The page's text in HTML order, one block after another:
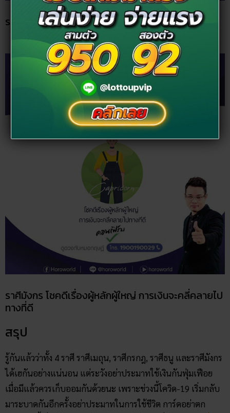
ราศีธนู ช่วงนี้จะทำอะไร หยิบจับอะไรก็มือขึ้น
ราศีมังกร โชคดีเรื่องผู้หลักผู้ใหญ่ การเงินจะคลี่คลายไป
ทางที่ดี
สรุป
รู้กันแล้วว่าทั้ง 4 ราศี ราศีเมถุน, ราศีกรกฎ, ราศีธนู และราศีมังกร
ได้เฮกันอย่างแน่นอน แต่ระวังอย่าประมาทใช้เงินกันฟุ่มเฟือย
เมื่อมีแล้วควรเก็บออมกันด้วยนะ เพราะช่วงนี้โควิด-19 เริ่มกลับ
มาระบาดกันอีกครั้งอย่าประมาทในการใช้ชีวิต การ์ดอย่าตก